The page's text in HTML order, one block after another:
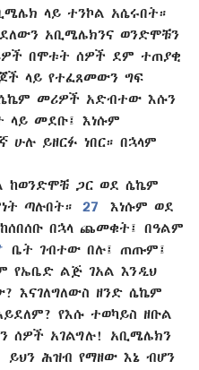
ላይ ተንኮል አሴሩበት።
አቢሜሌክንና ወንድሞቹን
በሞቱት ሰዎች ደም ተጠያቂ
ላይ የተፈጸመውን ግፍ
መሪዎች አድብተው እሱን
ላይ መደቡ፤ እነሱም
ሁሉ ይዘርፉ ነበር። በኋላም
ከወንድሞቹ ጋር ወደ ሴኬም
ጣሉበት። 27
እነሱም ወደ
በኋላ ጨመቁት፤ በዓልም
ቤት ገብተው በሉ፤ ጠጡም፤
የኤቤድ ልጅ ገአል እንዲህ
እናገለግለውስ ዘንድ ሴኬም
የእሱ ተወካይስ ዘቡል
ሰዎች አገልግሉ! አቢሜሌክን
ይህን ሕዝብ የማዘው እኔ ብሆን